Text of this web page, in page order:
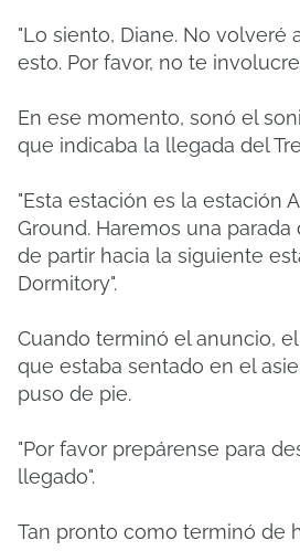
"Lo siento, Diane. No volveré
esto. Por favor, no te
En ese momento, sonó el
que indicaba la llegada del
"Esta estación es la estación
Ground. Haremos una
de partir hacia la siguiente
Dormitory".
Cuando terminó el anuncio,
que estaba sentado en el
puso de pie.
"Por favor prepárense para
llegado".
Tan pronto como terminó de